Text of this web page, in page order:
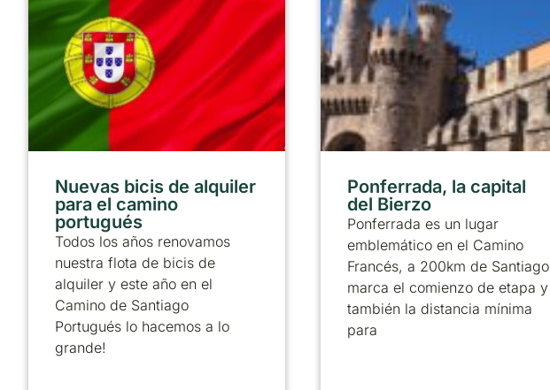
Nuevas bicis de alquiler
para el camino
portugués
Todos los años renovamos
nuestra flota de bicis de
alquiler y este año en el
Camino de Santiago
Portugués lo hacemos a lo
grande!
Ponferrada, la capital
del Bierzo
Ponferrada es un lugar
emblemático en el Camino
Francés, a 200km de Santiago
marca el comienzo de etapa y
también la distancia mínima
para